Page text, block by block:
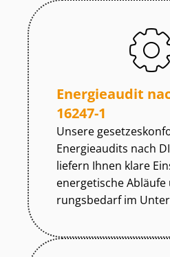
Energieaudit
16247-1
Unsere
Energieaudits nach
liefern Ihnen klare
energetische
rungs­be­darf im